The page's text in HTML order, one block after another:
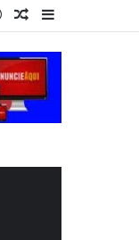
Barra
Artigo
Entrar